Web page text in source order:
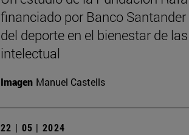
financiado por Banco
del deporte en el bienestar de
intelectual
Imagen Manuel Castells
22 | 05 | 2024